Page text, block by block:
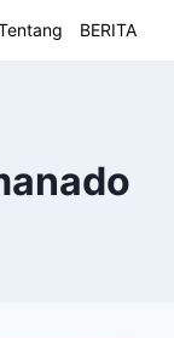
BERITA